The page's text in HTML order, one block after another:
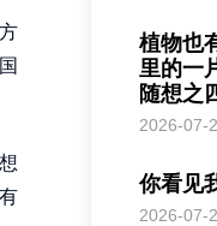
植物也
里的一
随想之
2026-07-
你看见
2026-07-